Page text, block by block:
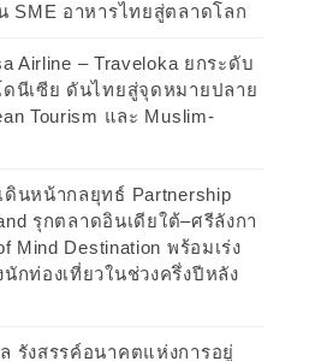
SME อาหารไทยสู่ตลาดโลก
Airline – Traveloka ยกระดับ
ดนีเซีย ดันไทยสู่จุดหมายปลาย
Tourism และ Muslim-
นหน้ากลยุทธ์ Partnership
รุกตลาดอินเดียใต้–ศรีลังกา
Mind Destination พร้อมเร่ง
กท่องเที่ยวในช่วงครึ่งปีหลัง
รังสรรค์อนาคตแห่งการอยู่